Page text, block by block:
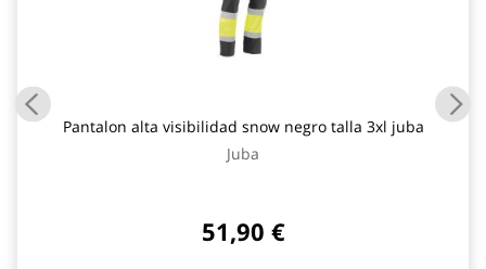
Pantalon alta visibilidad snow negro talla 3xl juba
Juba
51,90 €